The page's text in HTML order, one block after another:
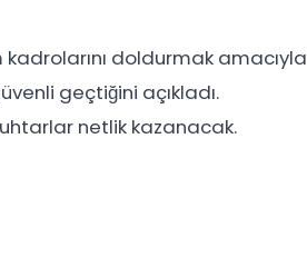
doldurmak amacıyla
geçtiğini açıkladı.
netlik kazanacak.